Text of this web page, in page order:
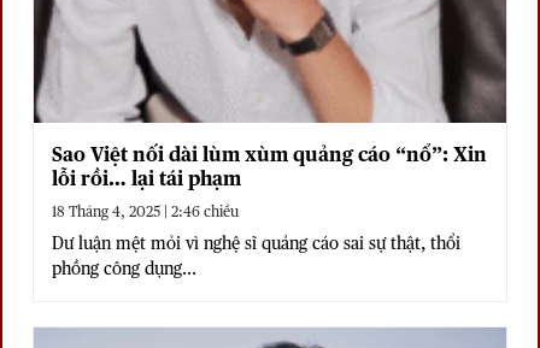
Sao Việt nối dài lùm xùm quảng cáo “nổ”: Xin
lỗi rồi… lại tái phạm
18 Tháng 4, 2025 | 2:46 chiều
Dư luận mệt mỏi vì nghệ sĩ quảng cáo sai sự thật, thổi
phồng công dụng...